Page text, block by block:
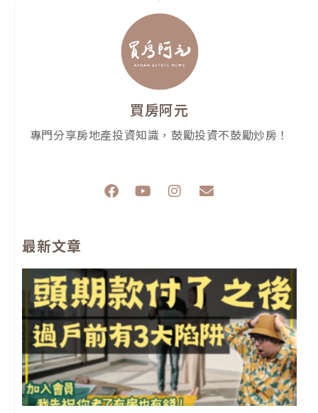
買房阿元
專門分享房地產投資知識，鼓勵投資不鼓勵炒房！
F
a
o
k
Y
e
I
r
a
m
E
p
e
最新文章